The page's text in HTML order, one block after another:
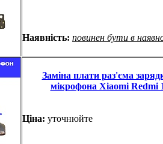
Наявність: повинен бути в
Заміна плати раз'єма
мікрофона Xiaomi Redmi
Ціна: уточнюйте